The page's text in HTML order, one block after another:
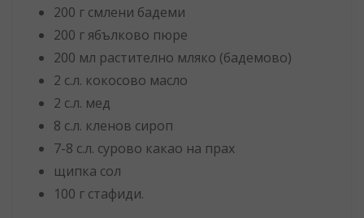
200 г смлени бадеми
200 г ябълково пюре
200 мл растително мляко (бадемово)
2 с.л. кокосово масло
2 с.л. мед
8 с.л. кленов сироп
7-8 с.л. сурово какао на прах
щипка сол
100 г стафиди.